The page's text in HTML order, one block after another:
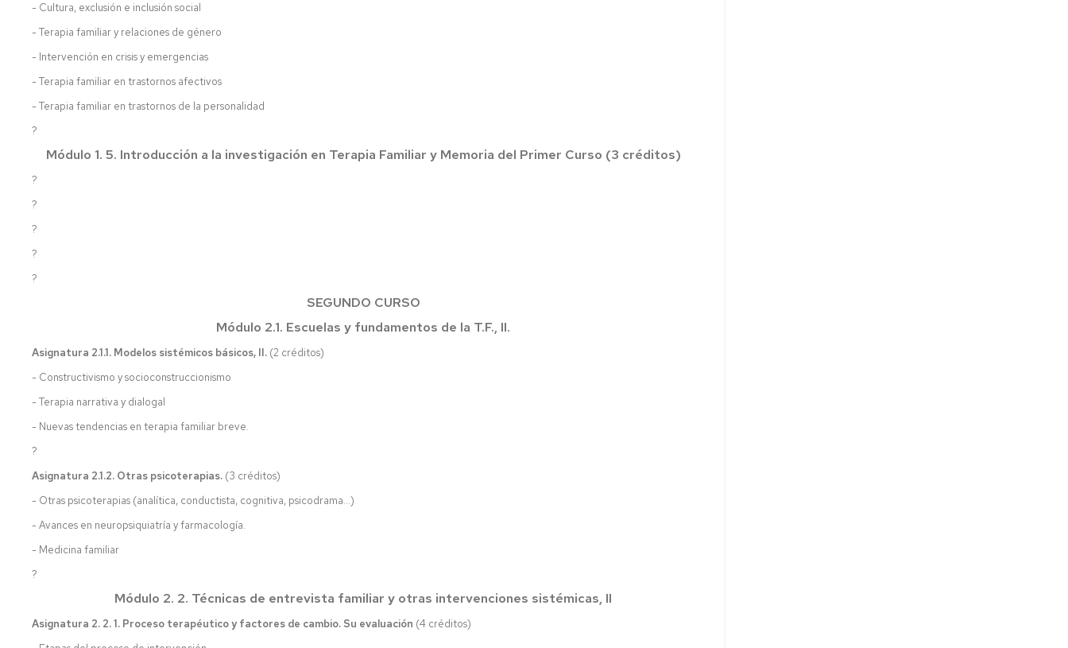
- Cultura, exclusión e inclusión social
- Terapia familiar y relaciones de género
- Intervención en crisis y emergencias
- Terapia familiar en trastornos afectivos
- Terapia familiar en trastornos de la personalidad
?
Módulo 1. 5. Introducción a la investigación en Terapia Familiar y Memoria del Primer Curso (3 créditos)
?
?
?
?
?
SEGUNDO CURSO
Módulo 2.1. Escuelas y fundamentos de la T.F., II.
Asignatura 2.1.1. Modelos sistémicos básicos, II. (2 créditos)
- Constructivismo y socioconstruccionismo
- Terapia narrativa y dialogal
- Nuevas tendencias en terapia familiar breve.
?
Asignatura 2.1.2. Otras psicoterapias. (3 créditos)
- Otras psicoterapias (analítica, conductista, cognitiva, psicodrama…)
- Avances en neuropsiquiatría y farmacología.
- Medicina familiar
?
Módulo 2. 2. Técnicas de entrevista familiar y otras intervenciones sistémicas, II
Asignatura 2. 2. 1. Proceso terapéutico y factores de cambio. Su evaluación (4 créditos)